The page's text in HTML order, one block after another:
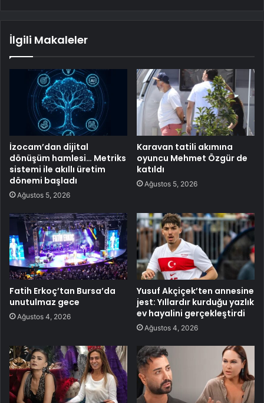
İlgili Makaleler
İzocam’dan dijital
dönüşüm hamlesi… Metriks
sistemi ile akıllı üretim
dönemi başladı
Ağustos 5, 2026
Karavan tatili akımına
oyuncu Mehmet Özgür de
katıldı
Ağustos 5, 2026
Fatih Erkoç’tan Bursa’da
unutulmaz gece
Ağustos 4, 2026
Yusuf Akçiçek’ten annesine
jest: Yıllardır kurduğu yazlık
ev hayalini gerçekleştirdi
Ağustos 4, 2026